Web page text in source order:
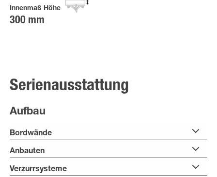
Innenmaß Höhe
300 mm
Serienausstattung
Aufbau
Bordwände
Anbauten
Verzurrsysteme